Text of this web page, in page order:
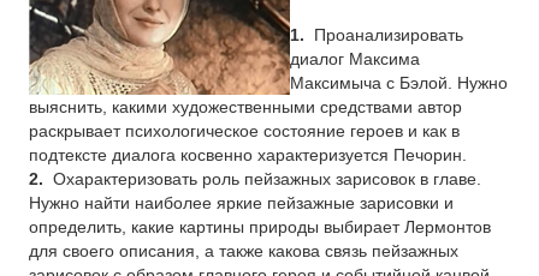
1.
Проанализировать
диалог Максима
Максимыча с Бэлой. Нужно
выяснить, какими художественными средствами автор
раскрывает психологическое состояние героев и как в
подтексте диалога косвенно характеризуется Печорин.
2. Охарактеризовать роль пейзажных зарисовок в главе.
Нужно найти наиболее яркие пейзажные зарисовки и
определить, какие картины природы выбирает Лермонтов
для своего описания, а также какова связь пейзажных